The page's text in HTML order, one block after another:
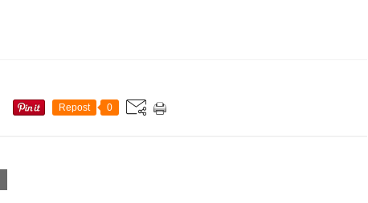
Repost 0